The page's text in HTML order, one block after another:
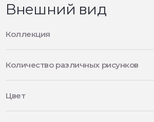
Внешний вид
Коллекция
Количество различных рисунков
Цвет